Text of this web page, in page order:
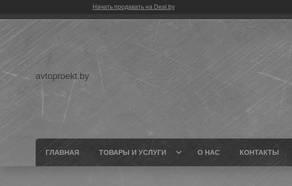
Начать продавать на Deal.by
avtoproekt.by
ГЛАВНАЯ ТОВАРЫ И УСЛУГИ О НАС КОНТАКТЫ